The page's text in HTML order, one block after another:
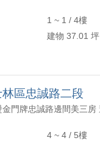
1 ~ 1 / 4樓
建物 37.01 坪
區忠誠路二段
4 ~ 4 / 5樓